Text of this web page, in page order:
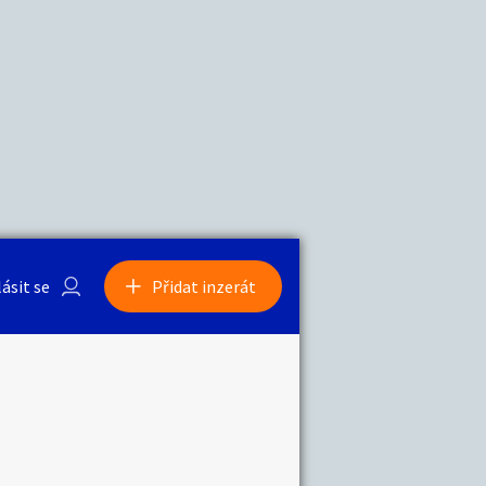
se Přidat inzerát
Sběratelství
0/1000